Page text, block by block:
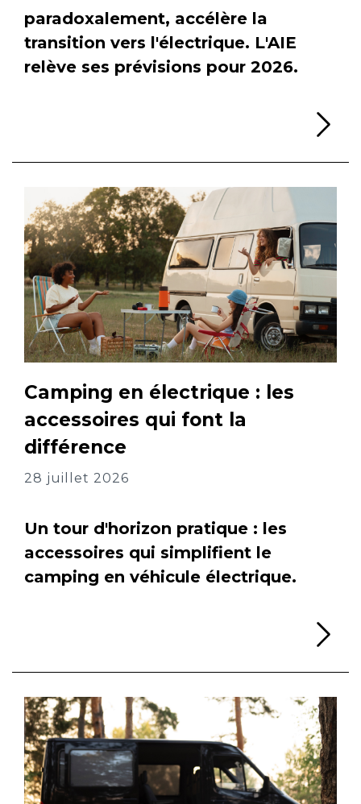
paradoxalement, accélère la
transition vers l'électrique. L'AIE
relève ses prévisions pour 2026.
Camping en électrique : les
accessoires qui font la
différence
28 juillet 2026
Un tour d'horizon pratique : les
accessoires qui simplifient le
camping en véhicule électrique.